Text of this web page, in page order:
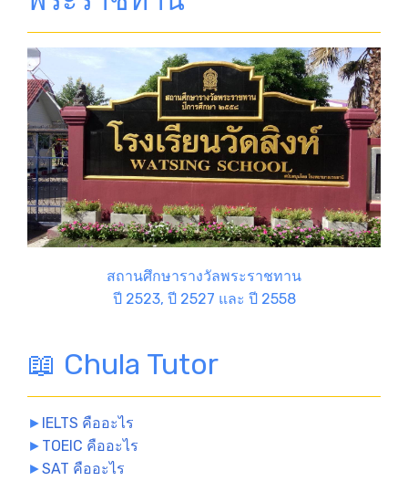
สถานศึกษารางวัลพระราชทาน
ปี 2523, ปี 2527 และ ปี 2558
📖 Chula Tutor
► IELTS คืออะไร
► TOEIC คืออะไร
►SAT คืออะไร